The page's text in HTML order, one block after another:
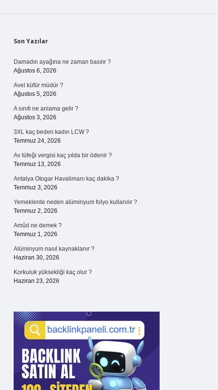
Sidebar
Son Yazılar
Damadın ayağına ne zaman basılır ?
Ağustos 6, 2026
Avel küfür müdür ?
Ağustos 5, 2026
A sınıfı ne anlama gelir ?
Ağustos 3, 2026
3XL kaç beden kadın LCW ?
Temmuz 24, 2026
Av tüfeği vergisi kaç yılda bir ödenir ?
Temmuz 13, 2026
Antalya Otogar Havalimanı kaç dakika ?
Temmuz 3, 2026
Yemeklerde neden alüminyum folyo kullanılır ?
Temmuz 2, 2026
Amûd ne demek ?
Temmuz 1, 2026
Alüminyum nasıl kaynaklanır ?
Haziran 30, 2026
Korkuluk yüksekliği kaç olur ?
Haziran 23, 2026